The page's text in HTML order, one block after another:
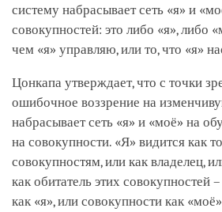
систему набрасывает сеть «я» и
совокупностей: это либо «я», либо
чем «я» управляю, или то, что «я»
Цонкапа утверждает, что с точки
ошибочное воззрение на
набрасывает сеть «я» и «моё» на
на совокупности. «Я» видится как
совокупностям, или как владелец,
как обитатель этих совокупностей
как «я», или совокупности как